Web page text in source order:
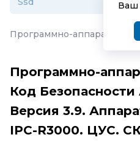
Ваш
Программно-аппаратный
Программно-
Код
Версия 3.9.
IPC-R3000. ЦУС.